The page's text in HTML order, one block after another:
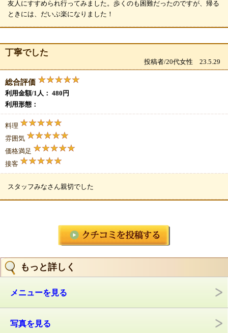
友人にすすめられ行ってみました。歩くのも困難だったのですが、帰る
ときには、だいぶ楽になりました！
丁寧でした
投稿者/20代女性 23.5.29
総合評価
利用金額/1人： 480円
利用形態：
料理
雰囲気
価格満足
接客
スタッフみなさん親切でした
もっと詳しく
メニューを見る
写真を見る